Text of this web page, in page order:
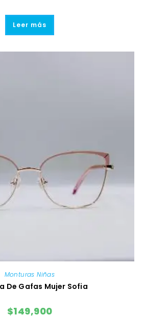
Leer más
Monturas Niñas
De Gafas Mujer Sofia
$149,900